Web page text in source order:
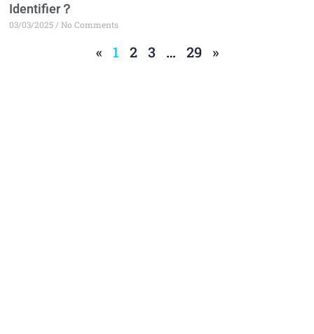
Identifier？
03/03/2025 No Comments
« 1 2 3 … 29 »